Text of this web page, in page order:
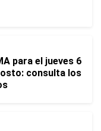
para el jueves 6
consulta los